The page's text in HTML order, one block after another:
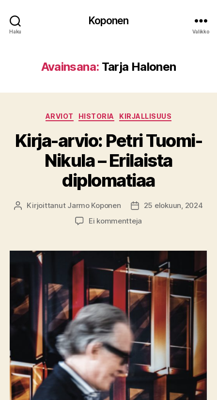
Haku
Koponen
Valikko
Avainsana: Tarja Halonen
Kategoriat
ARVIOT HISTORIA KIRJALLISUUS
Kirja-arvio: Petri Tuomi-
Nikula – Erilaista
diplomatiaa
Kirjoittaja
Kirjoittanut Jarmo Koponen Julkaisupäivämäärä
25 elokuun, 2024
Ei kommentteja
Petri
Tuomi-
Nikula
Erilaista
diplomatiaa